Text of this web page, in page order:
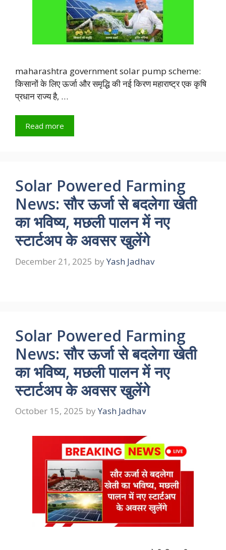
maharashtra government solar pump scheme:
किसानों के लिए ऊर्जा और समृद्धि की नई किरण महाराष्ट्र एक कृषि
प्रधान राज्य है, …
Read more
Solar Powered Farming
News: सौर ऊर्जा से बदलेगा खेती
का भविष्य, मछली पालन में नए
स्टार्टअप के अवसर खुलेंगे
December 21, 2025 by Yash Jadhav
Solar Powered Farming
News: सौर ऊर्जा से बदलेगा खेती
का भविष्य, मछली पालन में नए
स्टार्टअप के अवसर खुलेंगे
October 15, 2025 by Yash Jadhav